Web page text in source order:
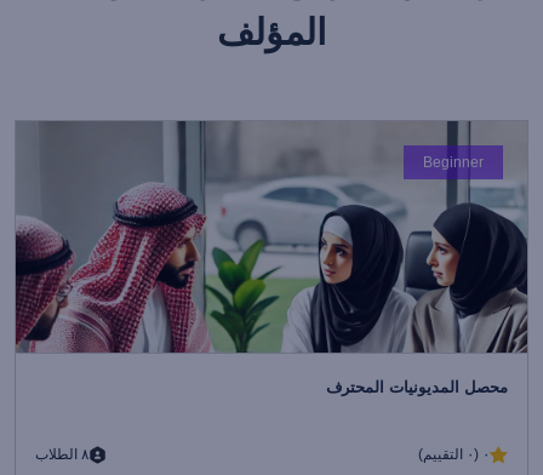
المؤلف
Beginner
محصل المديونيات المحترف
٠ (٠ التقييم) ٨ الطلاب